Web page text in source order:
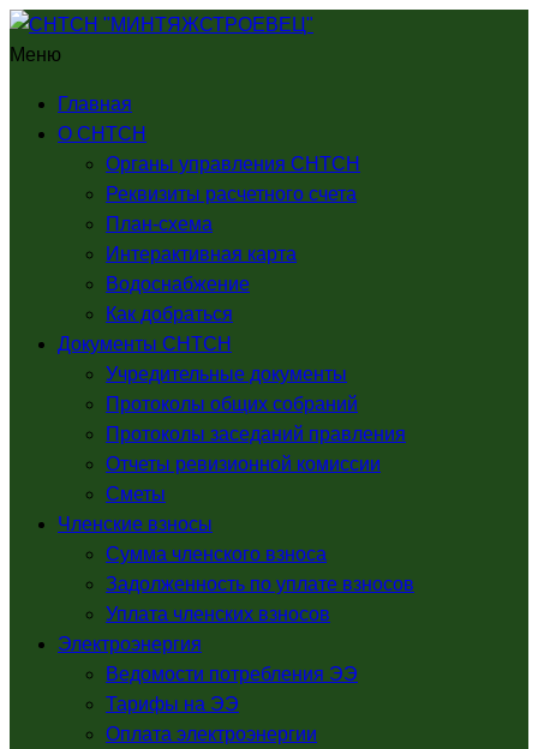
Меню
Главная
О СНТСН
Органы управления СНТСН
Реквизиты расчетного счета
План-схема
Интерактивная карта
Водоснабжение
Как добраться
Документы СНТСН
Учредительные документы
Протоколы общих собраний
Протоколы заседаний правления
Отчеты ревизионной комиссии
Сметы
Членские взносы
Сумма членского взноса
Задолженность по уплате взносов
Уплата членских взносов
Электроэнергия
Ведомости потребления ЭЭ
Тарифы на ЭЭ
Оплата электроэнергии